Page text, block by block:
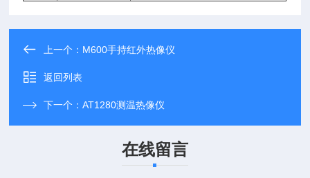
上一个： M600手持红外热像仪
返回列表
下一个：AT1280测温热像仪
在线留言